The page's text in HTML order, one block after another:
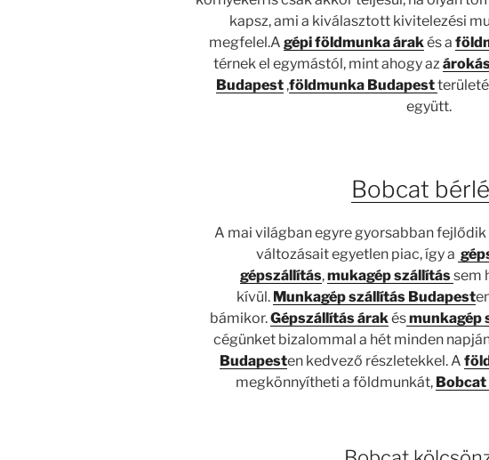
kapsz, ami a kiválasztott kivitelezési
megfelel.Agépi földmunka árakés a
térnek el egymástól, mint ahogy az
Budapest,földmunka Budapest
együtt.
Bobcat
A mai világban egyre gyorsabban
változásait egyetlen piac, így a
gépszállítás,mukagép szállítássem
kívül. Munkagép szállítás Budapest
bámikor.Gépszállítás árakésmunkagép
cégünket bizalommal a hét minden
Budapesten kedvező részletekkel. A
megkönnyítheti a földmunkát,